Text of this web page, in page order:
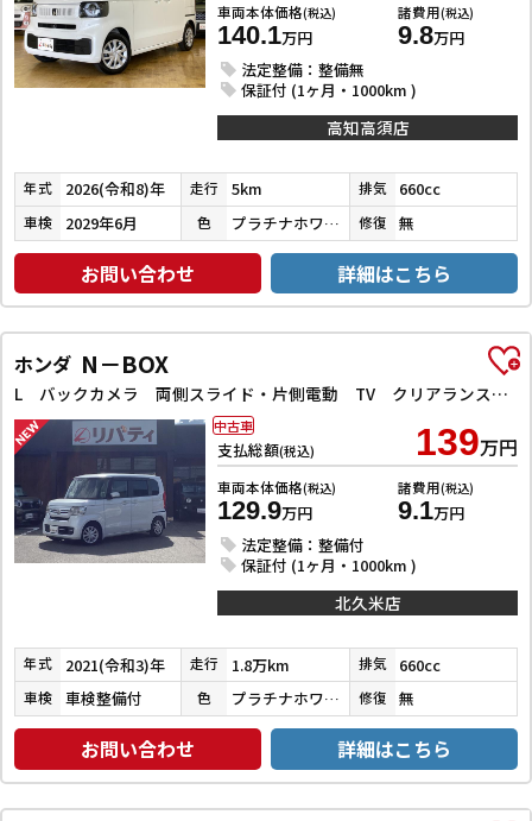
車両本体価格(税込)
140.1万円
諸費用(税込)
9.8万円
法定整備：整備無
保証付 (1ヶ月・1000km )
高知高須店
年式 2026(令和8)年 走行 5km 排気 660cc
車検 2029年6月 色 プラチナホワイトパール 修復 無
お問い合わせ 詳細はこちら
ホンダ N－BOX
L バックカメラ 両側スライド・片側電動 TV クリアランスソナー オートクルーズコントロール レーンアシスト 衝突被害軽減システム オートライト スマートキー アイドリングストップ 電動格納ミラー
支払総額(税込) 139万円
車両本体価格(税込)
129.9万円
諸費用(税込)
9.1万円
法定整備：整備付
保証付 (1ヶ月・1000km )
中古車
北久米店
年式 2021(令和3)年 走行 1.8万km 排気 660cc
車検 車検整備付 色 プラチナホワイトパール 修復 無
お問い合わせ 詳細はこちら